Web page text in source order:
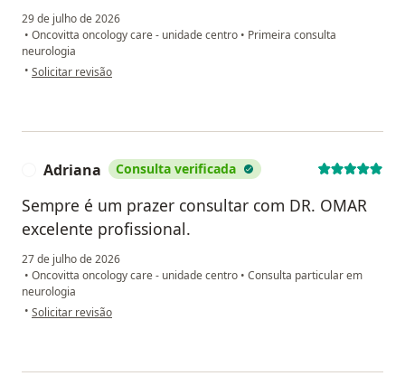
29 de julho de 2026
• Oncovitta oncology care - unidade centro • Primeira consulta
neurologia
• na opinião do utilizador Ivoneide Andrade de Oliveira
Solicitar revisão
Adriana Consulta verificada
Sempre é um prazer consultar com DR. OMAR
excelente profissional.
27 de julho de 2026
• Oncovitta oncology care - unidade centro • Consulta particular em
neurologia
• na opinião do utilizador Adriana
Solicitar revisão